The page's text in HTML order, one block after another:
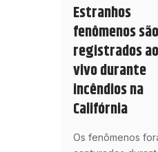
Estranhos
fenômenos são
registrados ao
vivo durante
incêndios na
Califórnia
Os fenômenos